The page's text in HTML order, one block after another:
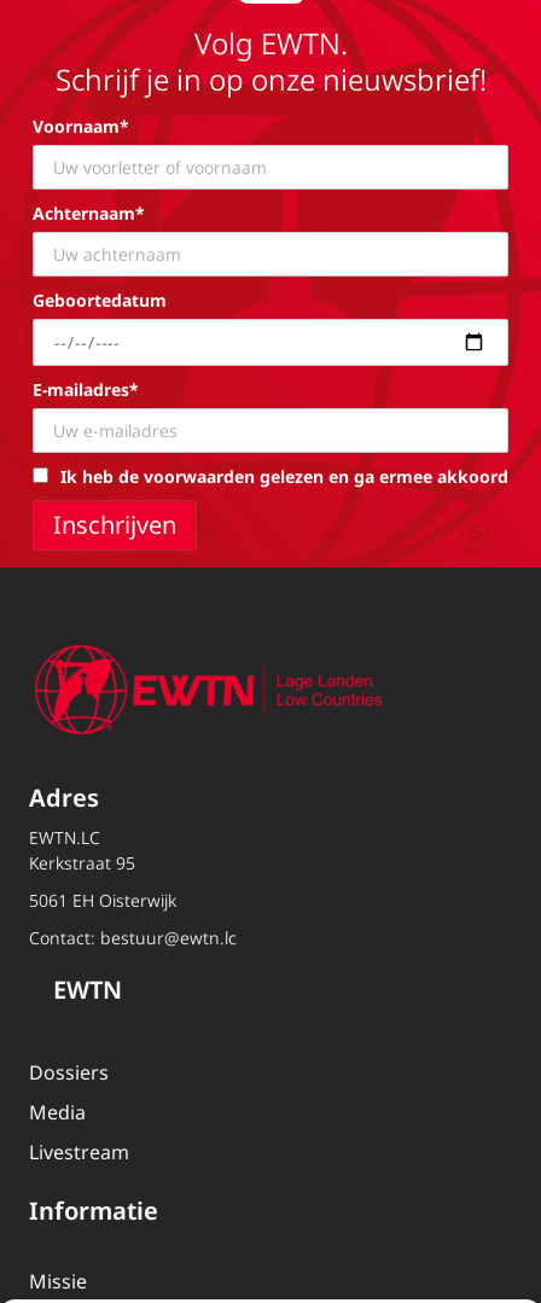
Volg EWTN.
Schrijf je in op onze nieuwsbrief!
Voornaam*
Achternaam*
Geboortedatum
E-mailadres*
Ik heb de voorwaarden gelezen en ga ermee akkoord
Adres
EWTN.LC
Kerkstraat 95
5061 EH Oisterwijk
Contact: bestuur@ewtn.lc
EWTN
Dossiers
Media
Livestream
Informatie
Missie